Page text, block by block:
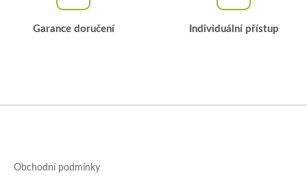
Garance doručení Individuální přístup
Obchodní podmínky